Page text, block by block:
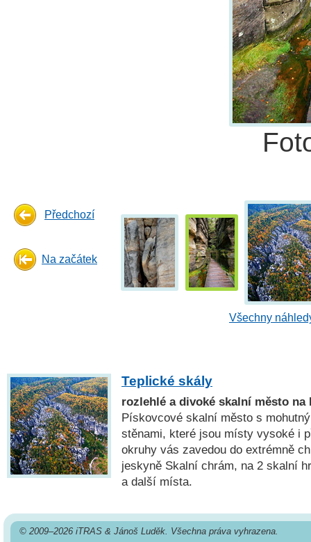
Předchozí
Na začátek
Všechny
Teplické skály
rozlehlé a divoké skalní město na
Pískovcové skalní město s
stěnami, které jsou místy vysoké i
okruhy vás zavedou do extrémně
jeskyně Skalní chrám, na 2 skalní
a další místa.
© 2009–2026 iTRAS & Jánoš Luděk. Všechna práva vyhrazena.